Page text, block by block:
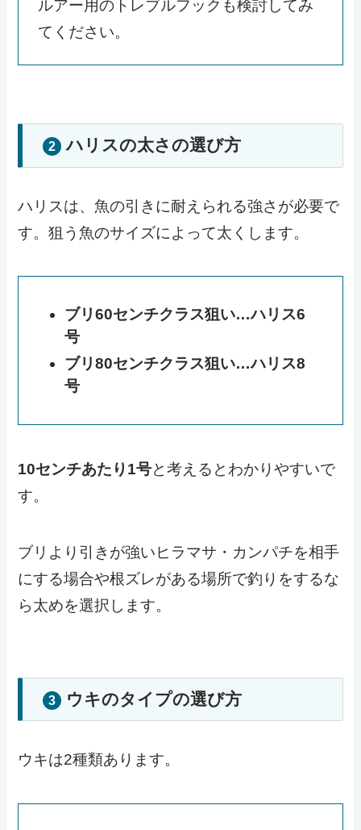
ルアー用のトレブルフックも検討してみ
てください。
2 ハリスの太さの選び方
ハリスは、魚の引きに耐えられる強さが必要で
す。狙う魚のサイズによって太くします。
ブリ60センチクラス狙い…ハリス6
号
ブリ80センチクラス狙い…ハリス8
号
10センチあたり1号と考えるとわかりやすいで
す。
ブリより引きが強いヒラマサ・カンパチを相手
にする場合や根ズレがある場所で釣りをするな
ら太めを選択します。
3 ウキのタイプの選び方
ウキは2種類あります。